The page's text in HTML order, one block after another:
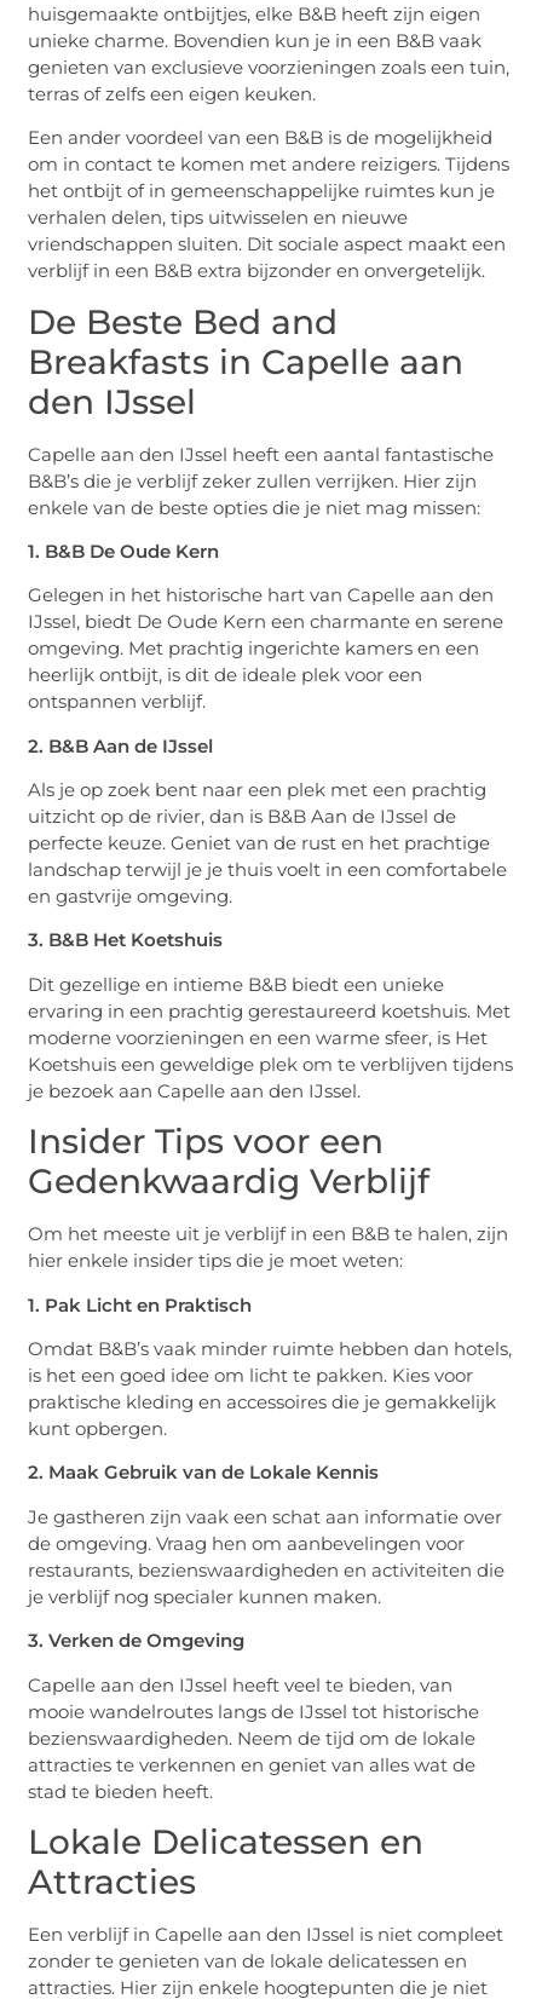
huisgemaakte ontbijtjes, elke B&B heeft zijn eigen
unieke charme. Bovendien kun je in een B&B vaak
genieten van exclusieve voorzieningen zoals een tuin,
terras of zelfs een eigen keuken.
Een ander voordeel van een B&B is de mogelijkheid
om in contact te komen met andere reizigers. Tijdens
het ontbijt of in gemeenschappelijke ruimtes kun je
verhalen delen, tips uitwisselen en nieuwe
vriendschappen sluiten. Dit sociale aspect maakt een
verblijf in een B&B extra bijzonder en onvergetelijk.
De Beste Bed and
Breakfasts in Capelle aan
den IJssel
Capelle aan den IJssel heeft een aantal fantastische
B&B’s die je verblijf zeker zullen verrijken. Hier zijn
enkele van de beste opties die je niet mag missen:
1. B&B De Oude Kern
Gelegen in het historische hart van Capelle aan den
IJssel, biedt De Oude Kern een charmante en serene
omgeving. Met prachtig ingerichte kamers en een
heerlijk ontbijt, is dit de ideale plek voor een
ontspannen verblijf.
2. B&B Aan de IJssel
Als je op zoek bent naar een plek met een prachtig
uitzicht op de rivier, dan is B&B Aan de IJssel de
perfecte keuze. Geniet van de rust en het prachtige
landschap terwijl je je thuis voelt in een comfortabele
en gastvrije omgeving.
3. B&B Het Koetshuis
Dit gezellige en intieme B&B biedt een unieke
ervaring in een prachtig gerestaureerd koetshuis. Met
moderne voorzieningen en een warme sfeer, is Het
Koetshuis een geweldige plek om te verblijven tijdens
je bezoek aan Capelle aan den IJssel.
Insider Tips voor een
Gedenkwaardig Verblijf
Om het meeste uit je verblijf in een B&B te halen, zijn
hier enkele insider tips die je moet weten:
1. Pak Licht en Praktisch
Omdat B&B’s vaak minder ruimte hebben dan hotels,
is het een goed idee om licht te pakken. Kies voor
praktische kleding en accessoires die je gemakkelijk
kunt opbergen.
2. Maak Gebruik van de Lokale Kennis
Je gastheren zijn vaak een schat aan informatie over
de omgeving. Vraag hen om aanbevelingen voor
restaurants, bezienswaardigheden en activiteiten die
je verblijf nog specialer kunnen maken.
3. Verken de Omgeving
Capelle aan den IJssel heeft veel te bieden, van
mooie wandelroutes langs de IJssel tot historische
bezienswaardigheden. Neem de tijd om de lokale
attracties te verkennen en geniet van alles wat de
stad te bieden heeft.
Lokale Delicatessen en
Attracties
Een verblijf in Capelle aan den IJssel is niet compleet
zonder te genieten van de lokale delicatessen en
attracties. Hier zijn enkele hoogtepunten die je niet